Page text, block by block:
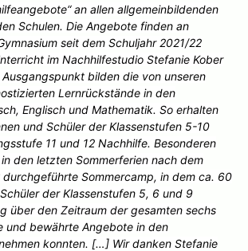
an allen allgemeinbildenden
Schulen. Die Angebote finden an
seit dem Schuljahr 2021/22
im Nachhilfestudio Stefanie Kober
bilden die von unseren
Lernrückstände in den
Englisch und Mathematik. So erhalten
und Schüler der Klassenstufen 5-10
11 und 12 Nachhilfe. Besonderen
den letzten Sommerferien nach dem
durchgeführte Sommercamp, in dem ca. 60
der Klassenstufen 5, 6 und 9
über den Zeitraum der gesamten sechs
und bewährte Angebote in den
konnten. […] Wir danken Stefanie